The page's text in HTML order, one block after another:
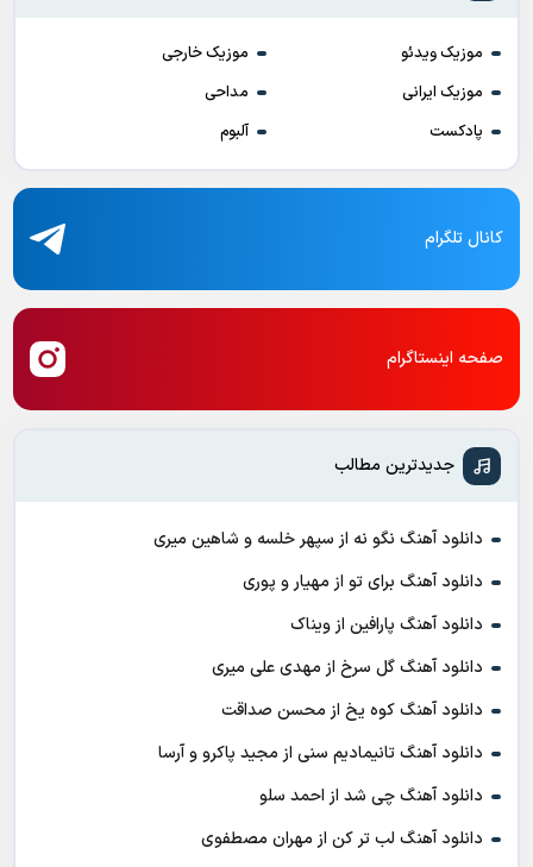
موزیک ویدئو
موزیک خارجی
موزیک ایرانی
مداحی
پادکست
آلبوم
کانال تلگرام
صفحه اینستاگرام
جدیدترین مطالب
دانلود آهنگ نگو نه از سپهر خلسه و شاهین میری
دانلود آهنگ برای تو از مهیار و پوری
دانلود آهنگ پارافین از ویناک
دانلود آهنگ گل سرخ از مهدی علی میری
دانلود آهنگ کوه یخ از محسن صداقت
دانلود آهنگ تانیمادیم سنی از مجید پاکرو و آرسا
دانلود آهنگ چی شد از احمد سلو
دانلود آهنگ لب تر کن از مهران مصطفوی